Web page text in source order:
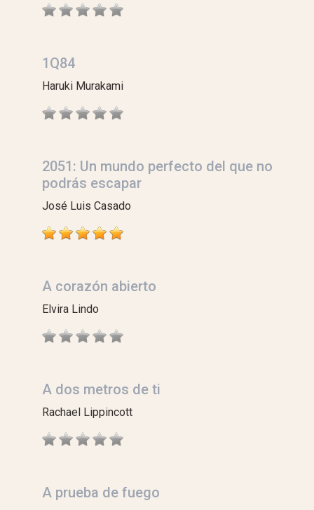
1Q84
Haruki Murakami
2051: Un mundo perfecto del que no
podrás escapar
José Luis Casado
A corazón abierto
Elvira Lindo
A dos metros de ti
Rachael Lippincott
A prueba de fuego